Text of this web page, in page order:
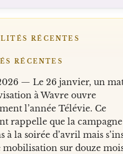
RÉCENTES
RÉCENTES
— Le 26 janvier, un
à Wavre ouvre
l’année Télévie. Ce
rappelle que la campagne
à la soirée d’avril mais
mobilisation sur douze